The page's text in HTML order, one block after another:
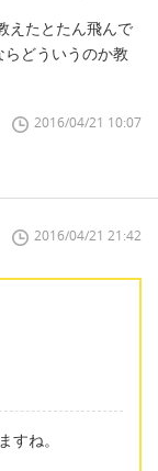
えたとたん飛んで
どういうのか教
2016/04/21 10:07
2016/04/21 21:42
すね。